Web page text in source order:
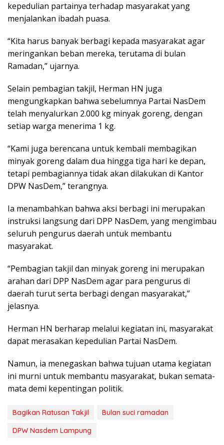
kepedulian partainya terhadap masyarakat yang
menjalankan ibadah puasa.
“Kita harus banyak berbagi kepada masyarakat agar
meringankan beban mereka, terutama di bulan
Ramadan,” ujarnya.
Selain pembagian takjil, Herman HN juga
mengungkapkan bahwa sebelumnya Partai NasDem
telah menyalurkan 2.000 kg minyak goreng, dengan
setiap warga menerima 1 kg.
“Kami juga berencana untuk kembali membagikan
minyak goreng dalam dua hingga tiga hari ke depan,
tetapi pembagiannya tidak akan dilakukan di Kantor
DPW NasDem,” terangnya.
Ia menambahkan bahwa aksi berbagi ini merupakan
instruksi langsung dari DPP NasDem, yang mengimbau
seluruh pengurus daerah untuk membantu
masyarakat.
“Pembagian takjil dan minyak goreng ini merupakan
arahan dari DPP NasDem agar para pengurus di
daerah turut serta berbagi dengan masyarakat,”
jelasnya.
Herman HN berharap melalui kegiatan ini, masyarakat
dapat merasakan kepedulian Partai NasDem.
Namun, ia menegaskan bahwa tujuan utama kegiatan
ini murni untuk membantu masyarakat, bukan semata-
mata demi kepentingan politik.
Bagikan Ratusan Takjil
Bulan suci ramadan
DPW Nasdem Lampung